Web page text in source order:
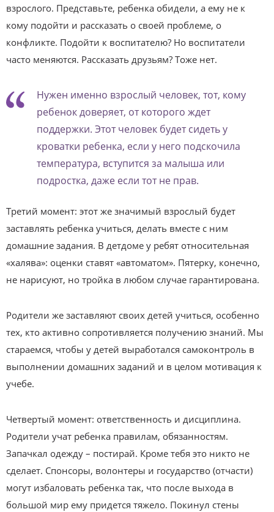
взрослого. Представьте, ребенка обидели, а ему не к
кому подойти и рассказать о своей проблеме, о
конфликте. Подойти к воспитателю? Но воспитатели
часто меняются. Рассказать друзьям? Тоже нет.
Нужен именно взрослый человек, тот, кому
ребенок доверяет, от которого ждет
поддержки. Этот человек будет сидеть у
кроватки ребенка, если у него подскочила
температура, вступится за малыша или
подростка, даже если тот не прав.
Третий момент: этот же значимый взрослый будет
заставлять ребенка учиться, делать вместе с ним
домашние задания. В детдоме у ребят относительная
«халява»: оценки ставят «автоматом». Пятерку, конечно,
не нарисуют, но тройка в любом случае гарантирована.
Родители же заставляют своих детей учиться, особенно
тех, кто активно сопротивляется получению знаний. Мы
стараемся, чтобы у детей выработался самоконтроль в
выполнении домашних заданий и в целом мотивация к
учебе.
Четвертый момент: ответственность и дисциплина.
Родители учат ребенка правилам, обязанностям.
Запачкал одежду – постирай. Кроме тебя это никто не
сделает. Спонсоры, волонтеры и государство (отчасти)
могут избаловать ребенка так, что после выхода в
большой мир ему придется тяжело. Покинул стены